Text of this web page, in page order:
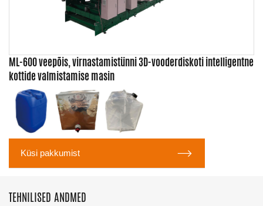
ML-600 veepõis, virnastamistünni 3D-vooderdiskoti intelligentne
kottide valmistamise masin
Küsi pakkumist 
TEHNILISED ANDMED